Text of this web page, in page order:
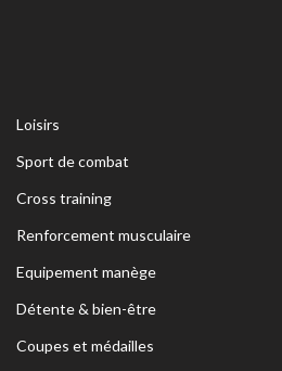
Loisirs
Sport de combat
Cross training
Renforcement musculaire
Equipement manège
Détente & bien-être
Coupes et médailles